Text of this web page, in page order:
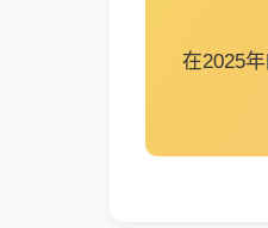
在2025